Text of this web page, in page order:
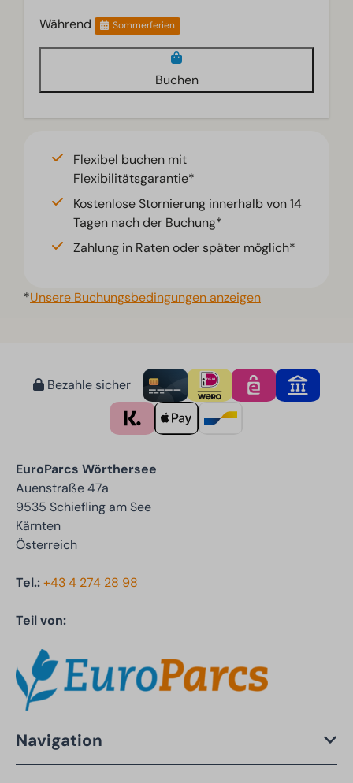
Während
Sommerferien
Buchen
Flexibel buchen mit
Flexibilitätsgarantie*
Kostenlose Stornierung innerhalb von 14
Tagen nach der Buchung*
Zahlung in Raten oder später möglich*
*Unsere Buchungsbedingungen anzeigen
Bezahle sicher
EuroParcs Wörthersee
Auenstraße 47a
9535 Schiefling am See
Kärnten
Österreich
Tel.:+43 4 274 28 98
Teil von:
Navigation